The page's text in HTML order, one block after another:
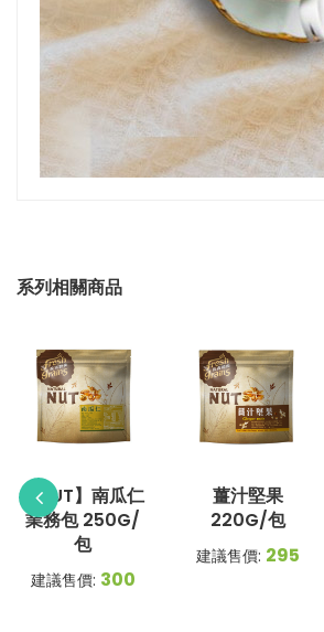
系列相關商品
【NUT】南瓜仁
業務包 250G/
包
建議售價: 300
薑汁堅果
220G/包
建議售價: 295